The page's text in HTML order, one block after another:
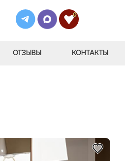
0
ОТЗЫВЫ КОНТАКТЫ